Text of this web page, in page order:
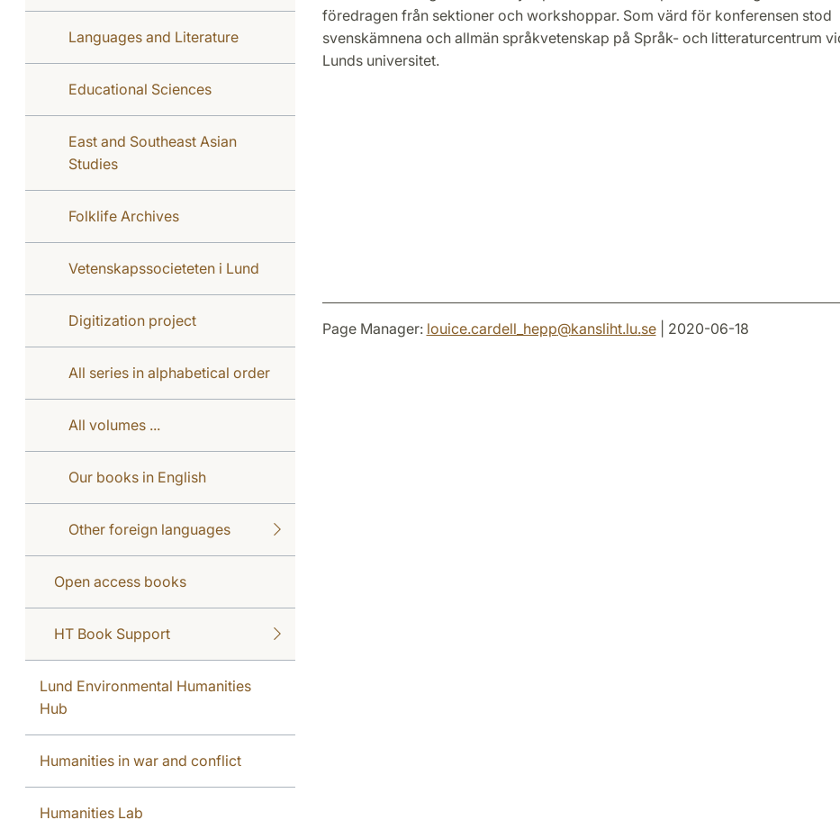
Languages and Literature
Educational Sciences
East and Southeast Asian
Studies
Folklife Archives
Vetenskapssocieteten i Lund
Digitization project
All series in alphabetical order
All volumes ...
Our books in English
Other foreign languages
Open access books
HT Book Support
Lund Environmental Humanities
Hub
Humanities in war and conflict
Humanities Lab
föredragen från sektioner och workshoppar. Som värd för konferensen stod
svenskämnena och allmän språkvetenskap på Språk- och litteraturcentrum
Lunds universitet.
Page Manager: louice.cardell_hepp@kansliht.lu.se| 2020-06-18